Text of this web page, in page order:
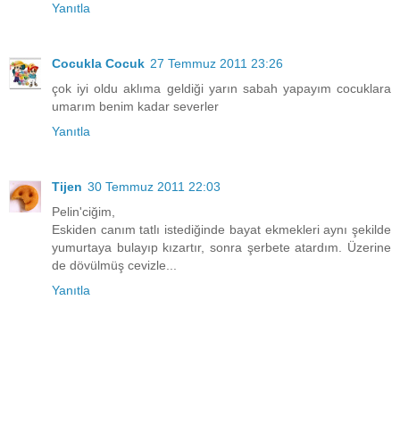
Yanıtla
Cocukla Cocuk 27 Temmuz 2011 23:26
çok iyi oldu aklıma geldiği yarın sabah yapayım cocuklara
umarım benim kadar severler
Yanıtla
Tijen 30 Temmuz 2011 22:03
Pelin'ciğim,
Eskiden canım tatlı istediğinde bayat ekmekleri aynı şekilde
yumurtaya bulayıp kızartır, sonra şerbete atardım. Üzerine
de dövülmüş cevizle...
Yanıtla